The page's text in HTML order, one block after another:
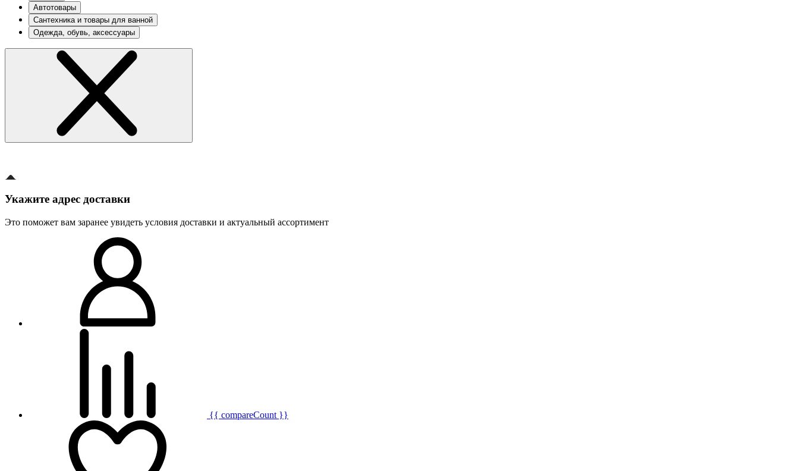
Автотовары
Сантехника и товары для ванной
Одежда, обувь, аксессуары
Укажите адрес доставки
Это поможет вам заранее увидеть условия доставки и актуальный ассортимент
{{ compareCount }}